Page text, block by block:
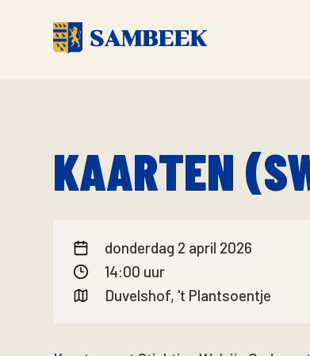
KAARTEN
donderdag 2 april 2026
14:00 uur
Duvelshof, 't Plantsoentje